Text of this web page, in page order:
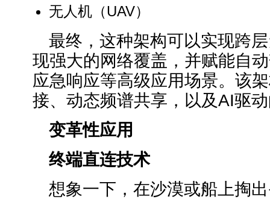
无人机（UAV）
最终，这种架构可以实现跨
现强大的网络覆盖，并赋能自
应急响应等高级应用场景。该
接、动态频谱共享，以及AI驱
变革性应用
终端直连技术
想象一下，在沙漠或船上掏